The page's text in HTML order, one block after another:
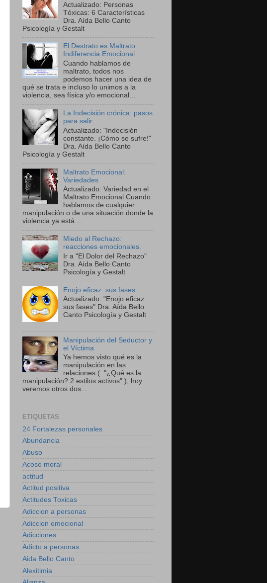
Actualizado: Personas
Tóxicas: 6 Características
Dra. Aída Bello Canto
Psicología y Gestalt
El Destrato es Maltrato:
Indiferencia Emocional
Cuando hablamos de
maltrato, todos nos
podemos hacer una idea de
qué se trata e incluso lo unimos a la
violencia, sea física y/o emocional...
La Indecisión crónica: pasos
para salir.
Actualizado: "Indecisión
constante. ¡Cómo se sufre!"
Dra. Aída Bello Canto
Psicología y Gestalt
Maltrato Emocional:
Variedades
Actualizado: Variedad en el
Maltrato Emocional Cuando
hablamos de cualquier
manipulación o de una situación donde la
violencia ya está ...
Miedo al Rechazo:
reacciones emocionales.
Ir a "El Dolor del Rechazo"
Dra. Aída Bello Canto
Psicología y Gestalt
Enojo eficaz: sus fases
Actualizado: "Enojo eficaz:
sus fases" Dra. Aída Bello
Canto Psicología y Gestalt
Manipulación del Seductor y
el Víctima
Ya hemos visto qué es la
manipulación en las
relaciones ( "¿Qué es la
manipulación? 2 estilos activos" ); hoy
veremos otros dos...
ETIQUETAS
24 Fortalezas personales
Abundancia
Abuso
Acoso moral
actitud
Actitud positiva
Actitudes Toxicas
Adiccion a personas
Adiccion emocional
Adicciones
Adicto a personas
Aida Bello Canto
Alexitimia